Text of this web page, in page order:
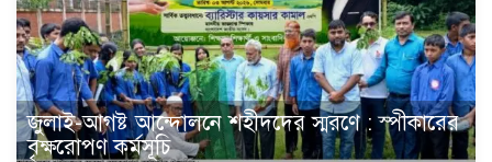
জুলাই-আগষ্ট আন্দোলনে শহীদদের স্মরণে : স্পীকারের
বৃক্ষরোপণ কর্মসূচি